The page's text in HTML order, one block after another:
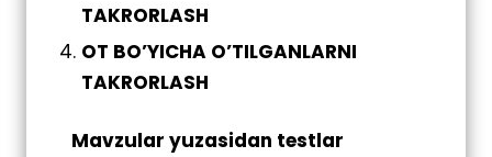
TAKRORLASH
OT BO’YICHA O’TILGANLARNI
TAKRORLASH
Mavzular yuzasidan testlar